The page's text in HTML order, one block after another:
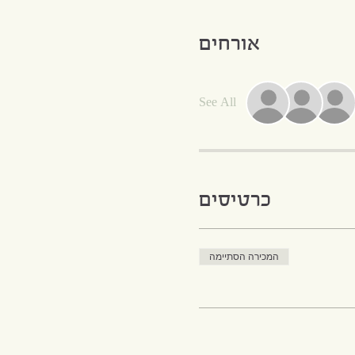
אורחים
See All
כרטיסים
המכירה הסתיימה